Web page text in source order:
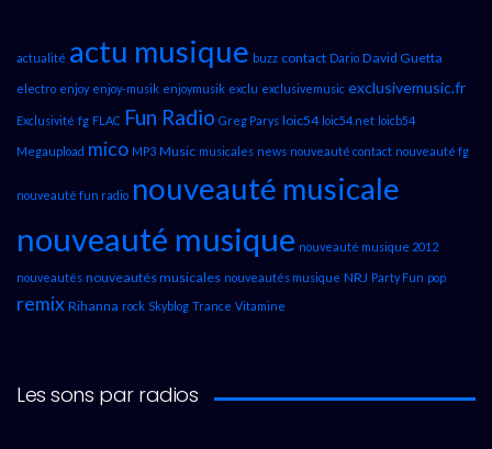
actualité actu musique buzz contact Dario David Guetta
electro enjoy enjoy-musik enjoymusik exclu exclusivemusic exclusivemusic.fr
Exclusivité fg FLAC Fun Radio Greg Parys loic54 loic54.net loicb54
Megaupload mico MP3 Music musicales news nouveauté contact nouveauté fg
nouveauté fun radio nouveauté musicale
nouveauté musique nouveauté musique 2012
nouveautés nouveautés musicales nouveautés musique NRJ Party Fun pop
remix Rihanna rock Skyblog Trance Vitamine
Les sons par radios